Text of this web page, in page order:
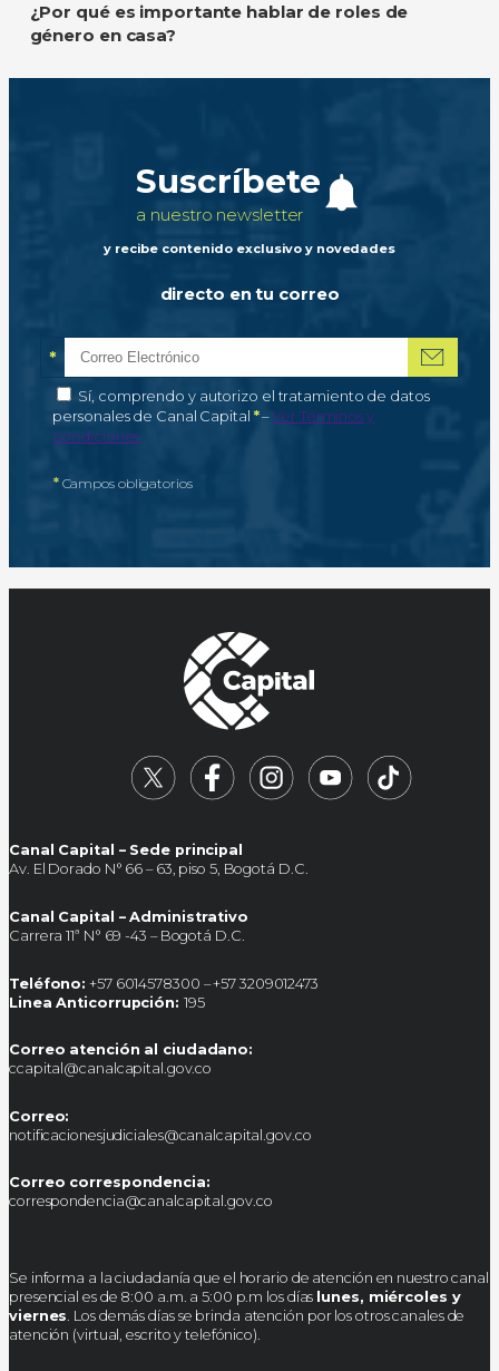
¿Por qué es importante hablar de roles de
género en casa?
Suscríbete
a nuestro newsletter
y recibe contenido exclusivo y novedades
directo en tu correo
Correo electrónico
*Campo obligatorio
Autorización de tratamiento de datos personales
Sí, comprendo y autorizo el tratamiento de datos
personales de Canal Capital *–Campo obligatorio
Ver Términos y
condiciones
*Campos obligatorios
Canal Capital – Sede principal
Av. El Dorado N° 66 – 63, piso 5, Bogotá D.C.
Canal Capital – Administrativo
Carrera 11ª N° 69 -43 – Bogotá D.C.
Teléfono: +57 6014578300 – +57 3209012473
Linea Anticorrupción: 195
Correo atención al ciudadano:
ccapital@canalcapital.gov.co
Correo:
notificacionesjudiciales@canalcapital.gov.co
Correo correspondencia:
correspondencia@canalcapital.gov.co
Se informa a la ciudadanía que el horario de atención en nuestro canal
presencial es de 8:00 a.m. a 5:00 p.m los días lunes, miércoles y
viernes . Los demás días se brinda atención por los otros canales de
atención (virtual, escrito y telefónico).